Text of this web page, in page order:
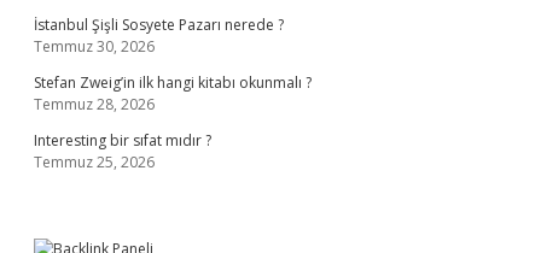
İstanbul Şişli Sosyete Pazarı nerede ?
Temmuz 30, 2026
Stefan Zweig’in ilk hangi kitabı okunmalı ?
Temmuz 28, 2026
Interesting bir sıfat mıdır ?
Temmuz 25, 2026